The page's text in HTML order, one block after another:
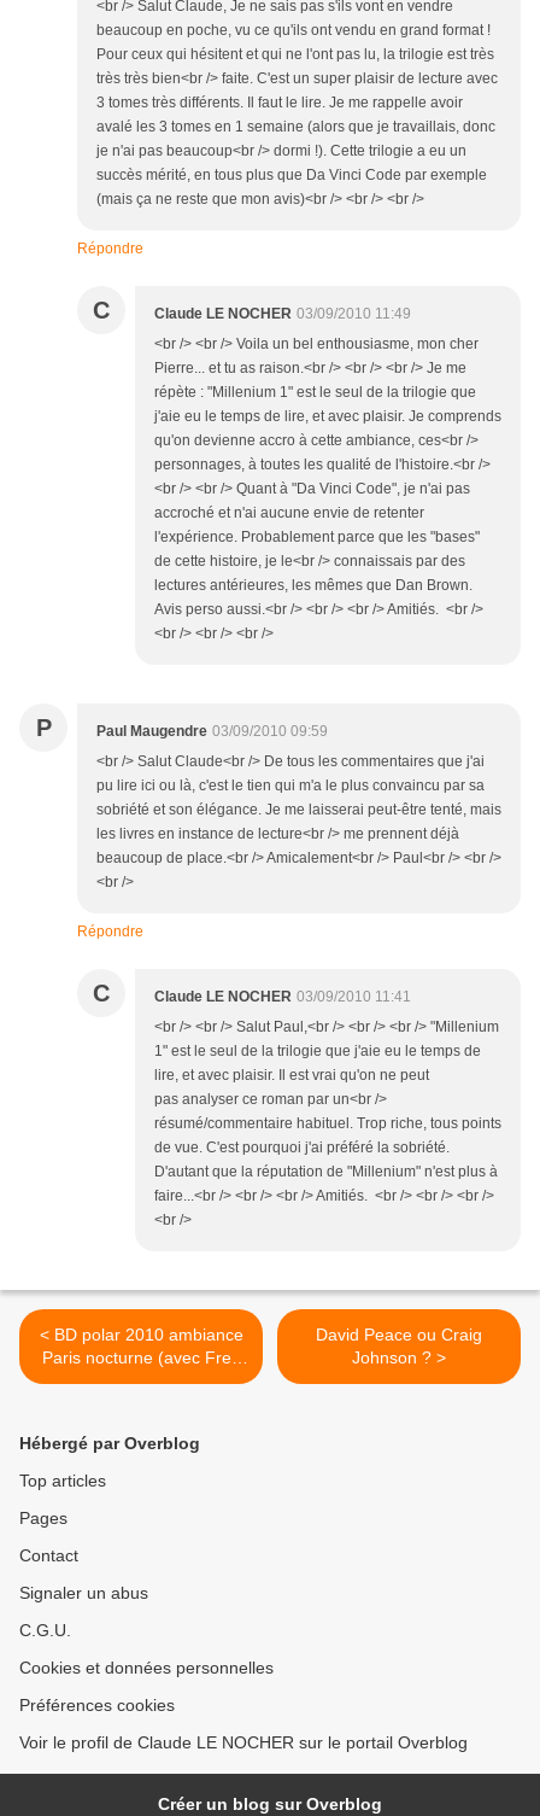
<br /> Salut Claude, Je ne sais pas s'ils vont en vendre
beaucoup en poche, vu ce qu'ils ont vendu en grand format !
Pour ceux qui hésitent et qui ne l'ont pas lu, la trilogie est très
très très bien<br /> faite. C'est un super plaisir de lecture avec
3 tomes très différents. Il faut le lire. Je me rappelle avoir
avalé les 3 tomes en 1 semaine (alors que je travaillais, donc
je n'ai pas beaucoup<br /> dormi !). Cette trilogie a eu un
succès mérité, en tous plus que Da Vinci Code par exemple
(mais ça ne reste que mon avis)<br /> <br /> <br />
Répondre
C Claude LE NOCHER 03/09/2010 11:49
<br /> <br /> Voila un bel enthousiasme, mon cher
Pierre... et tu as raison.<br /> <br /> <br /> Je me
répète : "Millenium 1" est le seul de la trilogie que
j'aie eu le temps de lire, et avec plaisir. Je comprends
qu'on devienne accro à cette ambiance, ces<br />
personnages, à toutes les qualité de l'histoire.<br />
<br /> <br /> Quant à "Da Vinci Code", je n'ai pas
accroché et n'ai aucune envie de retenter
l'expérience. Probablement parce que les "bases"
de cette histoire, je le<br /> connaissais par des
lectures antérieures, les mêmes que Dan Brown.
Avis perso aussi.<br /> <br /> <br /> Amitiés. <br />
<br /> <br /> <br />
P Paul Maugendre 03/09/2010 09:59
<br /> Salut Claude<br /> De tous les commentaires que j'ai
pu lire ici ou là, c'est le tien qui m'a le plus convaincu par sa
sobriété et son élégance. Je me laisserai peut-être tenté, mais
les livres en instance de lecture<br /> me prennent déjà
beaucoup de place.<br /> Amicalement<br /> Paul<br /> <br />
<br />
Répondre
C Claude LE NOCHER 03/09/2010 11:41
<br /> <br /> Salut Paul,<br /> <br /> <br /> "Millenium
1" est le seul de la trilogie que j'aie eu le temps de
lire, et avec plaisir. Il est vrai qu'on ne peut
pas analyser ce roman par un<br />
résumé/commentaire habituel. Trop riche, tous points
de vue. C'est pourquoi j'ai préféré la sobriété.
D'autant que la réputation de "Millenium" n'est plus à
faire...<br /> <br /> <br /> Amitiés. <br /> <br /> <br />
<br />
< BD polar 2010 ambiance
Paris nocturne (avec Fred
Vargas)
David Peace ou Craig
Johnson ? >
Hébergé par Overblog
Top articles
Pages
Contact
Signaler un abus
C.G.U.
Cookies et données personnelles
Préférences cookies
Voir le profil de Claude LE NOCHER sur le portail Overblog
Créer un blog sur Overblog